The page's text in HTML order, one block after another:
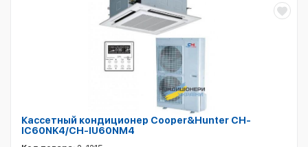
Кассетный кондиционер Cooper&Hunter CH-
IC60NK4/CH-IU60NM4